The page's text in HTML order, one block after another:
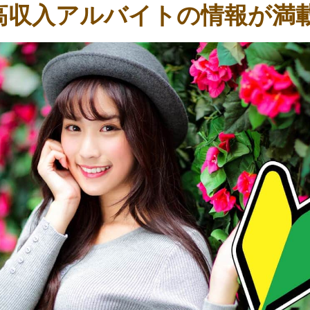
収入アルバイトの情報が満